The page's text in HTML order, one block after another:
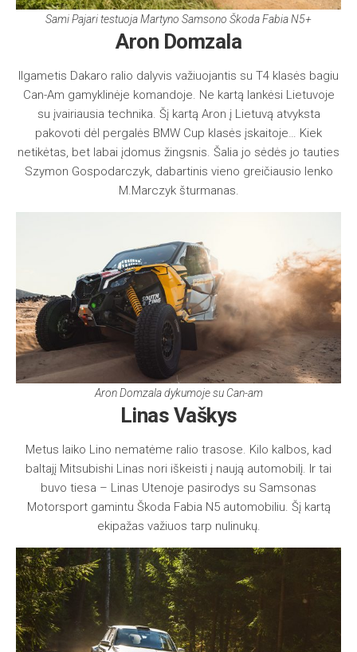
Sami Pajari testuoja Martyno Samsono Škoda Fabia N5+
Aron Domzala
Ilgametis Dakaro ralio dalyvis važiuojantis su T4 klasės bagiu
Can-Am gamyklinėje komandoje. Ne kartą lankėsi Lietuvoje
su įvairiausia technika. Šį kartą Aron į Lietuvą atvyksta
pakovoti dėl pergalės BMW Cup klasės įskaitoje… Kiek
netikėtas, bet labai įdomus žingsnis. Šalia jo sėdės jo tauties
Szymon Gospodarczyk, dabartinis vieno greičiausio lenko
M.Marczyk šturmanas.
Aron Domzala dykumoje su Can-am
Linas Vaškys
Metus laiko Lino nematėme ralio trasose. Kilo kalbos, kad
baltajį Mitsubishi Linas nori iškeisti į naują automobilį. Ir tai
buvo tiesa – Linas Utenoje pasirodys su Samsonas
Motorsport gamintu Škoda Fabia N5 automobiliu. Šį kartą
ekipažas važiuos tarp nulinukų.